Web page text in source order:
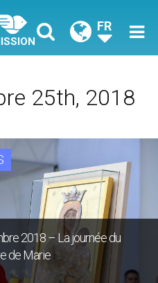
FR
25th, 2018
2018 – La journée du
de Marie